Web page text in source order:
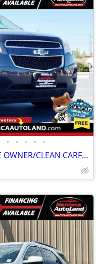
• • • • •
2014 Chevrolet Equinox LT/ ONE OWNER/CLEAN CARFAX